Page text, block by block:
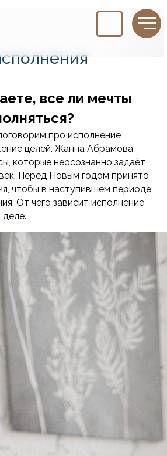
все ли мечты
про исполнение
целей. Жанна Абрамова
которые неосознанно задаёт
Перед Новым годом принято
чтобы в наступившем периоде
От чего зависит исполнение